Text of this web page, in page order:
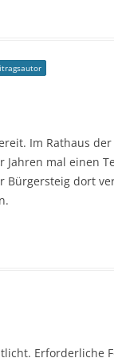
Im Rathaus
Jahren mal einen
Bürgersteig dort
Erforderliche